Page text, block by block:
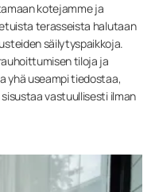
kotejamme ja
terasseista halutaan
säilytyspaikkoja.
tiloja ja
yhä useampi tiedostaa,
vastuullisesti ilman